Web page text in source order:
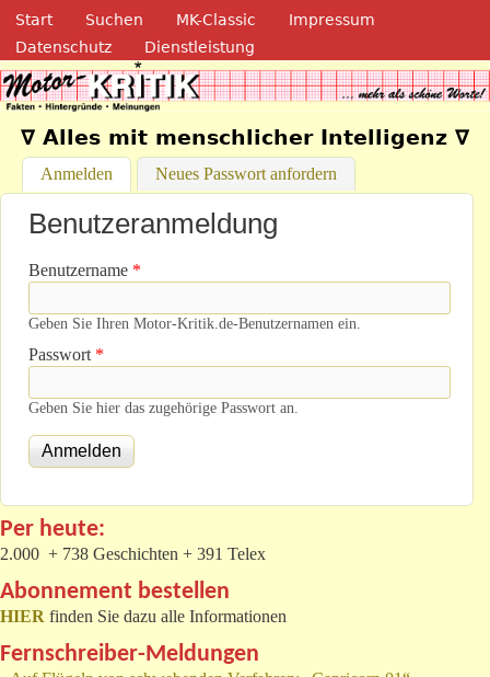
Direkt zum Inhalt
Navigation
Start Suchen MK-Classic
Impressum
Datenschutz
Dienstleistung
Motor-Kritik.de
∇ Alles mit menschlicher Intelligenz ∇
Anmelden (aktiver Reiter)
Neues Passwort anfordern
Benutzeranmeldung
Benutzername *
Geben Sie Ihren Motor-Kritik.de-Benutzernamen ein.
Passwort *
Geben Sie hier das zugehörige Passwort an.
Per heute:
2.000 + 738 Geschichten + 391 Telex
Abonnement bestellen
HIER finden Sie dazu alle Informationen
Fernschreiber-Meldungen